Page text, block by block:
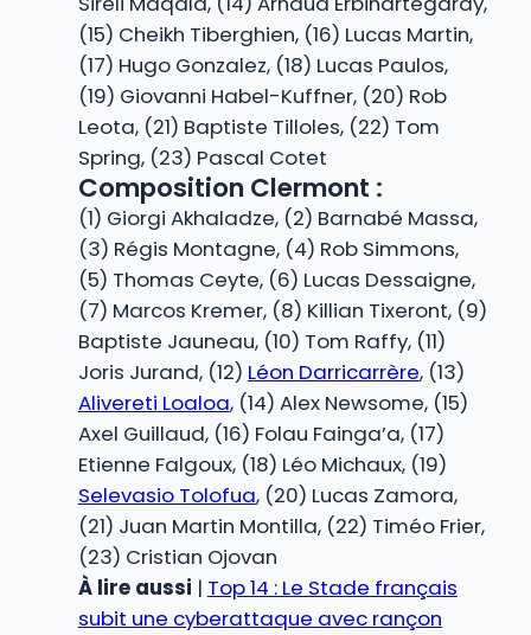
(15) Cheikh Tiberghien, (16) Lucas Martin,
(17) Hugo Gonzalez, (18) Lucas Paulos,
(19) Giovanni Habel-Kuffner, (20) Rob
Leota, (21) Baptiste Tilloles, (22) Tom
Spring, (23) Pascal Cotet
Composition Clermont :
(1) Giorgi Akhaladze, (2) Barnabé Massa,
(3) Régis Montagne, (4) Rob Simmons,
(5) Thomas Ceyte, (6) Lucas Dessaigne,
(7) Marcos Kremer, (8) Killian Tixeront, (9)
Baptiste Jauneau, (10) Tom Raffy, (11)
Joris Jurand, (12) Léon Darricarrère, (13)
Alivereti Loaloa, (14) Alex Newsome, (15)
Axel Guillaud, (16) Folau Fainga’a, (17)
Etienne Falgoux, (18) Léo Michaux, (19)
Selevasio Tolofua, (20) Lucas Zamora,
(21) Juan Martin Montilla, (22) Timéo Frier,
(23) Cristian Ojovan
À lire aussi | Top 14 : Le Stade français
subit une cyberattaque avec rançon